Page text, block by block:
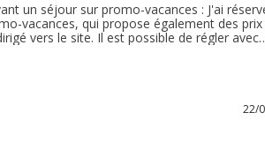
un séjour sur promo-vacances : J'ai
vacances, qui propose également des prix
vers le site. Il est possible de régler avec
réservé. Je recommande vivement ce
22/